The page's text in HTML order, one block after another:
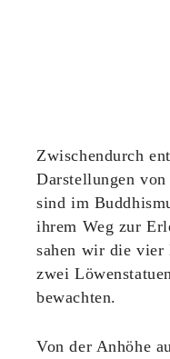
Zwischendurch
Darstellungen
sind im
ihrem Weg zur
sahen wir die vier
zwei
bewachten.
Von der Anhöhe